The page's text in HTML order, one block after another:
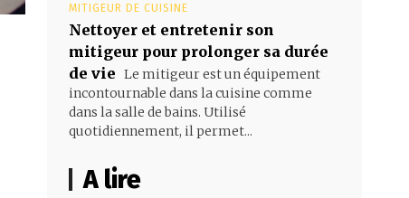
MITIGEUR DE CUISINE
Nettoyer et entretenir son
mitigeur pour prolonger sa durée
de vie Le mitigeur est un équipement
incontournable dans la cuisine comme
dans la salle de bains. Utilisé
quotidiennement, il permet...
A lire